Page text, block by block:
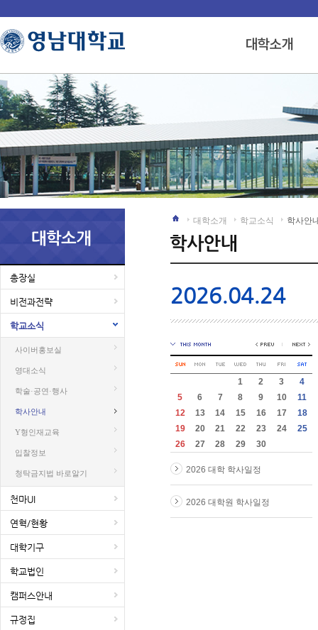
총장실
비전과전략
학교소식
사이버홍보실
영대소식
학술·공연·행사
학사안내
Y형인재교육
입찰정보
청탁금지법 바로알기
천마UI
연혁/현황
대학기구
학교법인
캠퍼스안내
규정집
대학소개 학교소식 학사안
2026.04.24
1 2 3
4
5
6 7 8 9 10
11
12
13 14 15 16 17
18
19
20 21 22 23 24
25
26
27 28 29 30
2026 대학 학사일정
2026 대학원 학사일정